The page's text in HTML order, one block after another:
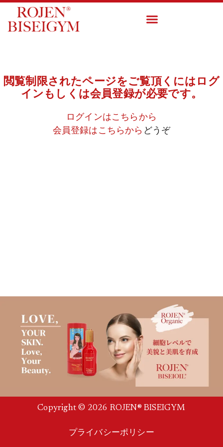
閲覧制限されたページをご覧頂くにはログ
インもしくは会員登録が必要です。
ログインはこちらから
会員登録はこちらから どうぞ
Copyright © 2026 ROJEN® BISEIGYM
プライバシーポリシー